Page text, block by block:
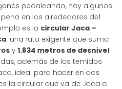
pedaleando, hay algunos
en los alrededores del
es la circular Jaca –
: una ruta exigente que suma
y 1.834 metros de desnivel
además de los temidos
ideal para hacer en dos
la circular que va de Jaca a